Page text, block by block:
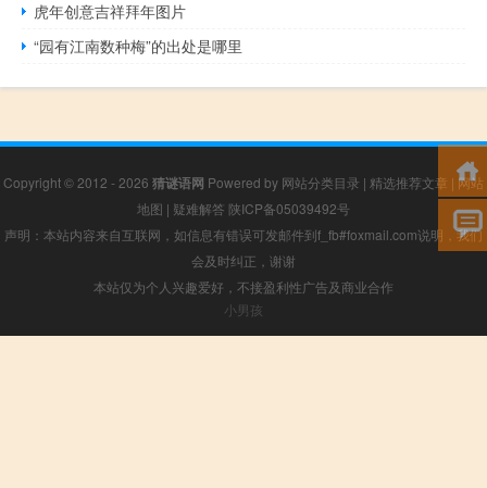
虎年创意吉祥拜年图片
“园有江南数种梅”的出处是哪里
Copyright © 2012 - 2026 猜谜语网 Powered by 网站分类目录 | 精选推荐文章 | 网站
地图 | 疑难解答 陕ICP备05039492号
声明：本站内容来自互联网，如信息有错误可发邮件到f_fb#foxmail.com说明，我们
会及时纠正，谢谢
本站仅为个人兴趣爱好，不接盈利性广告及商业合作
小男孩